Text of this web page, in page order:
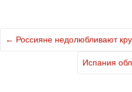
← Россияне недолюбливают
Испания